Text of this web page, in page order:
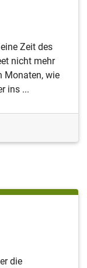
Zeit des
nicht mehr
Monaten, wie
ins ...
die